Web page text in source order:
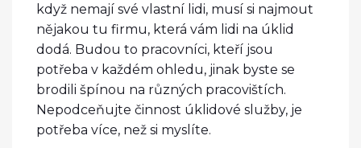
když nemají své vlastní lidi, musí si najmout
nějakou tu firmu, která vám lidi na úklid
dodá. Budou to pracovníci, kteří jsou
potřeba v každém ohledu, jinak byste se
brodili špínou na různých pracovištích.
Nepodceňujte činnost úklidové služby, je
potřeba více, než si myslíte.